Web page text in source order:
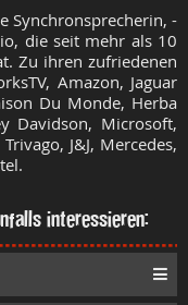
Synchronsprecherin, -
die seit mehr als 10
Zu ihren zufriedenen
Amazon, Jaguar
Du Monde, Herba
Davidson, Microsoft,
J&J, Mercedes,
interessieren: